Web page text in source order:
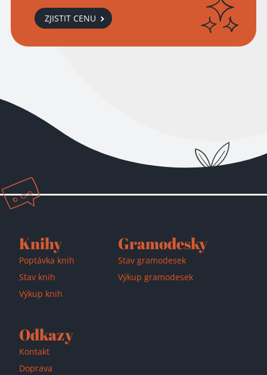
ZJISTIT CENU
Knihy
Poptávka knih
Stav knih
Výkup knih
Gramodesky
Stav gramodesek
Výkup gramodesek
Odkazy
Kontakt
Doprava